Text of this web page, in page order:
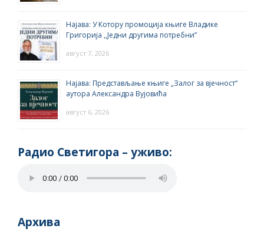
Најава: У Котору промоција књиге Владике
Григорија ,,Једни другима потребни”
август 7, 2026
Најава: Представљање књиге „Залог за вјечност“
аутора Александра Вујовића
август 6, 2026
Радио Светигора – yживо:
Архива